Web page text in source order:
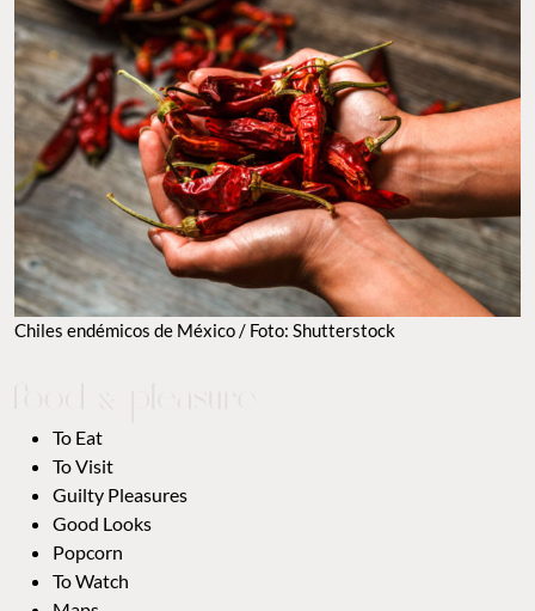
Chiles endémicos de México / Foto: Shutterstock
To Eat
To Visit
Guilty Pleasures
Good Looks
Popcorn
To Watch